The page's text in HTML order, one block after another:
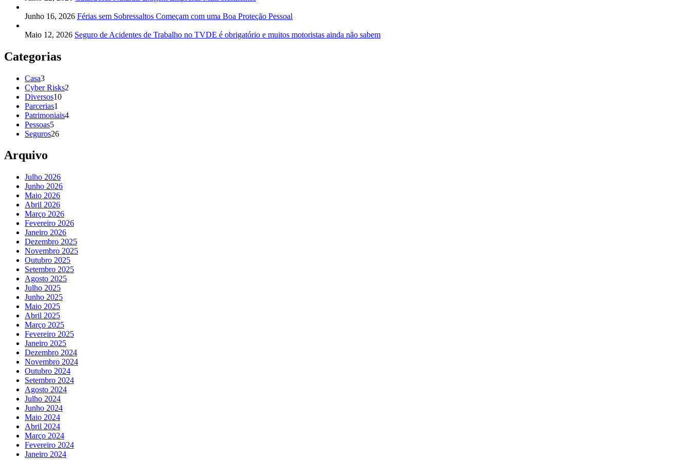
Junho 16, 2026 Férias sem Sobressaltos Começam com uma Boa Proteção Pessoal
Maio 12, 2026 Seguro de Acidentes de Trabalho no TVDE é obrigatório e muitos motoristas ainda não sabem
Categorias
Casa3
Cyber Risks2
Diversos10
Parcerias1
Patrimoniais4
Pessoas5
Seguros26
Arquivo
Julho 2026
Junho 2026
Maio 2026
Abril 2026
Março 2026
Fevereiro 2026
Janeiro 2026
Dezembro 2025
Novembro 2025
Outubro 2025
Setembro 2025
Agosto 2025
Julho 2025
Junho 2025
Maio 2025
Abril 2025
Março 2025
Fevereiro 2025
Janeiro 2025
Dezembro 2024
Novembro 2024
Outubro 2024
Setembro 2024
Agosto 2024
Julho 2024
Junho 2024
Maio 2024
Abril 2024
Março 2024
Fevereiro 2024
Janeiro 2024